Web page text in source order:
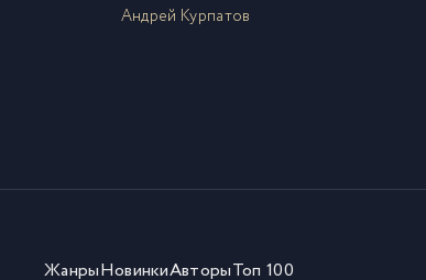
Андрей Курпатов
ЖанрыНовинкиАвторыТоп 100